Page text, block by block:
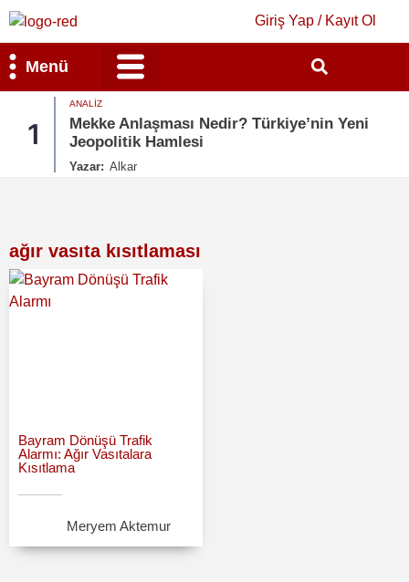
Giriş Yap / Kayıt Ol
Menü
1
ANALIZ
Mekke Anlaşması Nedir? Türkiye’nin Yeni
Jeopolitik Hamlesi
Yazar: Alkar
ağır vasıta kısıtlaması
Bayram Dönüşü Trafik
Alarmı: Ağır Vasıtalara
Kısıtlama
Meryem Aktemur